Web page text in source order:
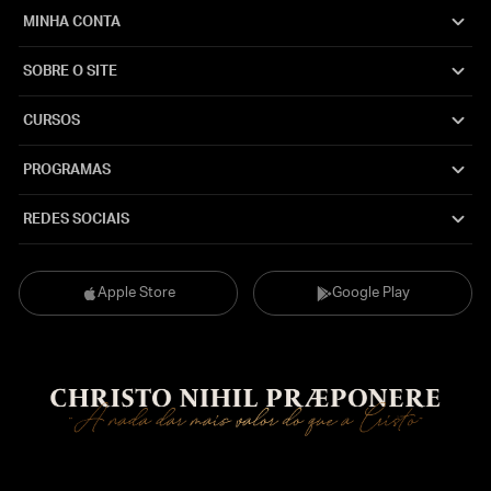
Apple Store Google Play
MINHA CONTA
SOBRE O SITE
CURSOS
PROGRAMAS
REDES SOCIAIS